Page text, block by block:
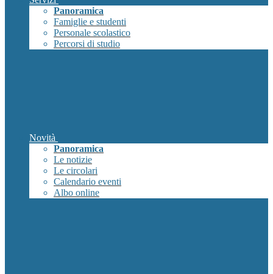
Panoramica
Famiglie e studenti
Personale scolastico
Percorsi di studio
Novità
Panoramica
Le notizie
Le circolari
Calendario eventi
Albo online